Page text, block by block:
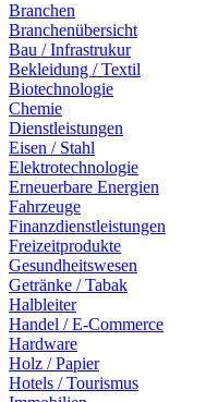
Branchen
Branchenübersicht
Bau / Infrastrukur
Bekleidung / Textil
Biotechnologie
Chemie
Dienstleistungen
Eisen / Stahl
Elektrotechnologie
Erneuerbare Energien
Fahrzeuge
Finanzdienstleistungen
Freizeitprodukte
Gesundheitswesen
Getränke / Tabak
Halbleiter
Handel / E-Commerce
Hardware
Holz / Papier
Hotels / Tourismus